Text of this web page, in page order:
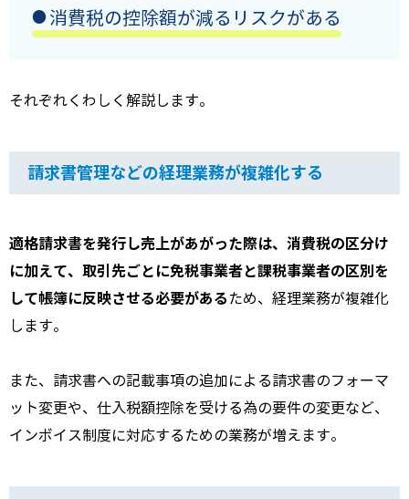
消費税の控除額が減るリスクがある
それぞれくわしく解説します。
請求書管理などの経理業務が複雑化する
適格請求書を発行し売上があがった際は、消費税の区分け
に加えて、取引先ごとに免税事業者と課税事業者の区別を
して帳簿に反映させる必要がある ため、経理業務が複雑化
します。
また、請求書への記載事項の追加による請求書のフォーマ
ット変更や、仕入税額控除を受ける為の要件の変更など、
インボイス制度に対応するための業務が増えます。